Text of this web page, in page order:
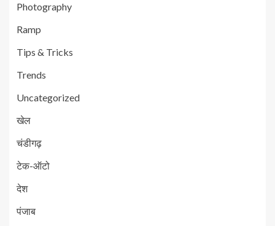
Photography
Ramp
Tips & Tricks
Trends
Uncategorized
खेल
चंडीगढ़
टेक-ऑटो
देश
पंजाब